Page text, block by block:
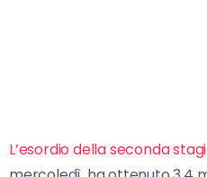
L’esordio della seconda